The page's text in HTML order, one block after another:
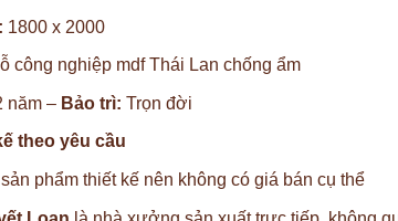
1800 x 2000
công nghiệp mdf Thái Lan chống ẩm
năm – Bảo trì: Trọn đời
theo yêu cầu
sản phẩm thiết kế nên không có giá bán cụ thể